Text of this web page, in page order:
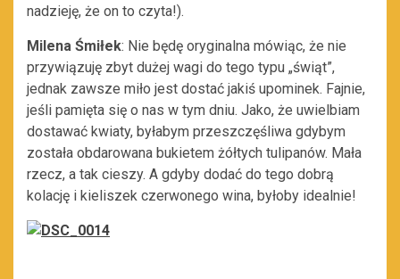
nadzieję, że on to czyta!).
Milena Śmiłek: Nie będę oryginalna mówiąc, że nie
przywiązuję zbyt dużej wagi do tego typu „świąt”,
jednak zawsze miło jest dostać jakiś upominek. Fajnie,
jeśli pamięta się o nas w tym dniu. Jako, że uwielbiam
dostawać kwiaty, byłabym przeszczęśliwa gdybym
została obdarowana bukietem żółtych tulipanów. Mała
rzecz, a tak cieszy. A gdyby dodać do tego dobrą
kolację i kieliszek czerwonego wina, byłoby idealnie!